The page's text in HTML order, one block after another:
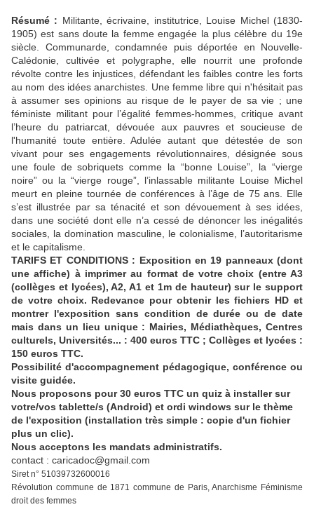
Résumé : Militante, écrivaine, institutrice, Louise Michel (1830-
1905) est sans doute la femme engagée la plus célèbre du 19e
siècle. Communarde, condamnée puis déportée en Nouvelle-
Calédonie, cultivée et polygraphe, elle nourrit une profonde
révolte contre les injustices, défendant les faibles contre les forts
au nom des idées anarchistes. Une femme libre qui n'hésitait pas
à assumer ses opinions au risque de le payer de sa vie ; une
féministe militant pour l’égalité femmes-hommes, critique avant
l’heure du patriarcat, dévouée aux pauvres et soucieuse de
l'humanité toute entière. Adulée autant que détestée de son
vivant pour ses engagements révolutionnaires, désignée sous
une foule de sobriquets comme la “bonne Louise”, la “vierge
noire” ou la “vierge rouge”, l’inlassable militante Louise Michel
meurt en pleine tournée de conférences à l’âge de 75 ans. Elle
s’est illustrée par sa ténacité et son dévouement à ses idées,
dans une société dont elle n’a cessé de dénoncer les inégalités
sociales, la domination masculine, le colonialisme, l’autoritarisme
et le capitalisme.
TARIFS ET CONDITIONS : Exposition en 19 panneaux (dont
une affiche) à imprimer au format de votre choix (entre A3
(collèges et lycées), A2, A1 et 1m de hauteur) sur le support
de votre choix. Redevance pour obtenir les fichiers HD et
montrer l'exposition sans condition de durée ou de date
mais dans un lieu unique : Mairies, Médiathèques, Centres
culturels, Universités... : 400 euros TTC ; Collèges et lycées :
150 euros TTC.
Possibilité d'accompagnement pédagogique, conférence ou
visite guidée.
Nous proposons pour 30 euros TTC un quiz à installer sur
votre/vos tablette/s (Android) et ordi windows sur le thème
de l'exposition (installation très simple : copie d'un fichier
plus un clic).
Nous acceptons les mandats administratifs.
contact : caricadoc@gmail.com
Siret n° 51039732600016
Révolution commune de 1871 commune de Paris, Anarchisme Féminisme
droit des femmes